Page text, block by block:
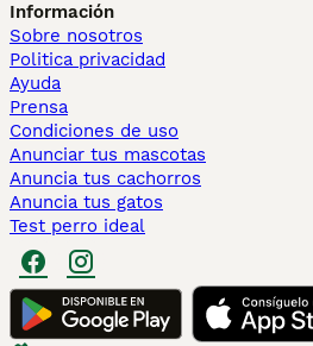
Información
Sobre nosotros
Politica privacidad
Ayuda
Prensa
Condiciones de uso
Anunciar tus mascotas
Anuncia tus cachorros
Anuncia tus gatos
Test perro ideal